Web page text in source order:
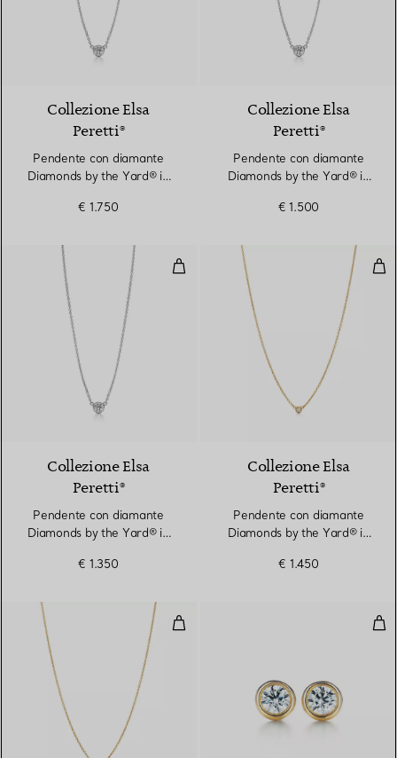
2 Materiali
Collezione Elsa
Peretti®
Pendente con diamante
Diamonds by the Yard® in
€ 1.750
Collezione Elsa
Peretti®
Pendente con diamante
Diamonds by the Yard® in
€ 1.500
Pendente con diamante
2 Materiali
Collezione Elsa
Peretti®
Pendente con diamante
Diamonds by the Yard® in
€ 1.350
Collezione Elsa
Peretti®
Pendente con diamante
Diamonds by the Yard® in
€ 1.450
Pendente con diamante